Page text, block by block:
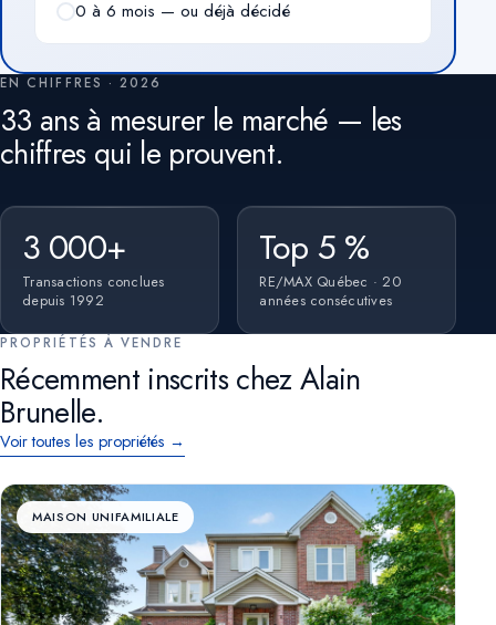
0 à 6 mois — ou déjà décidé
EN CHIFFRES · 2026
33 ans à mesurer le marché — les
chiffres qui le prouvent.
3 000+
Transactions conclues
depuis 1992
Top 5 %
RE/MAX Québec · 20
années consécutives
PROPRIÉTÉS À VENDRE
Récemment inscrits chez Alain
Brunelle.
Voir toutes les propriétés →
MAISON UNIFAMILIALE